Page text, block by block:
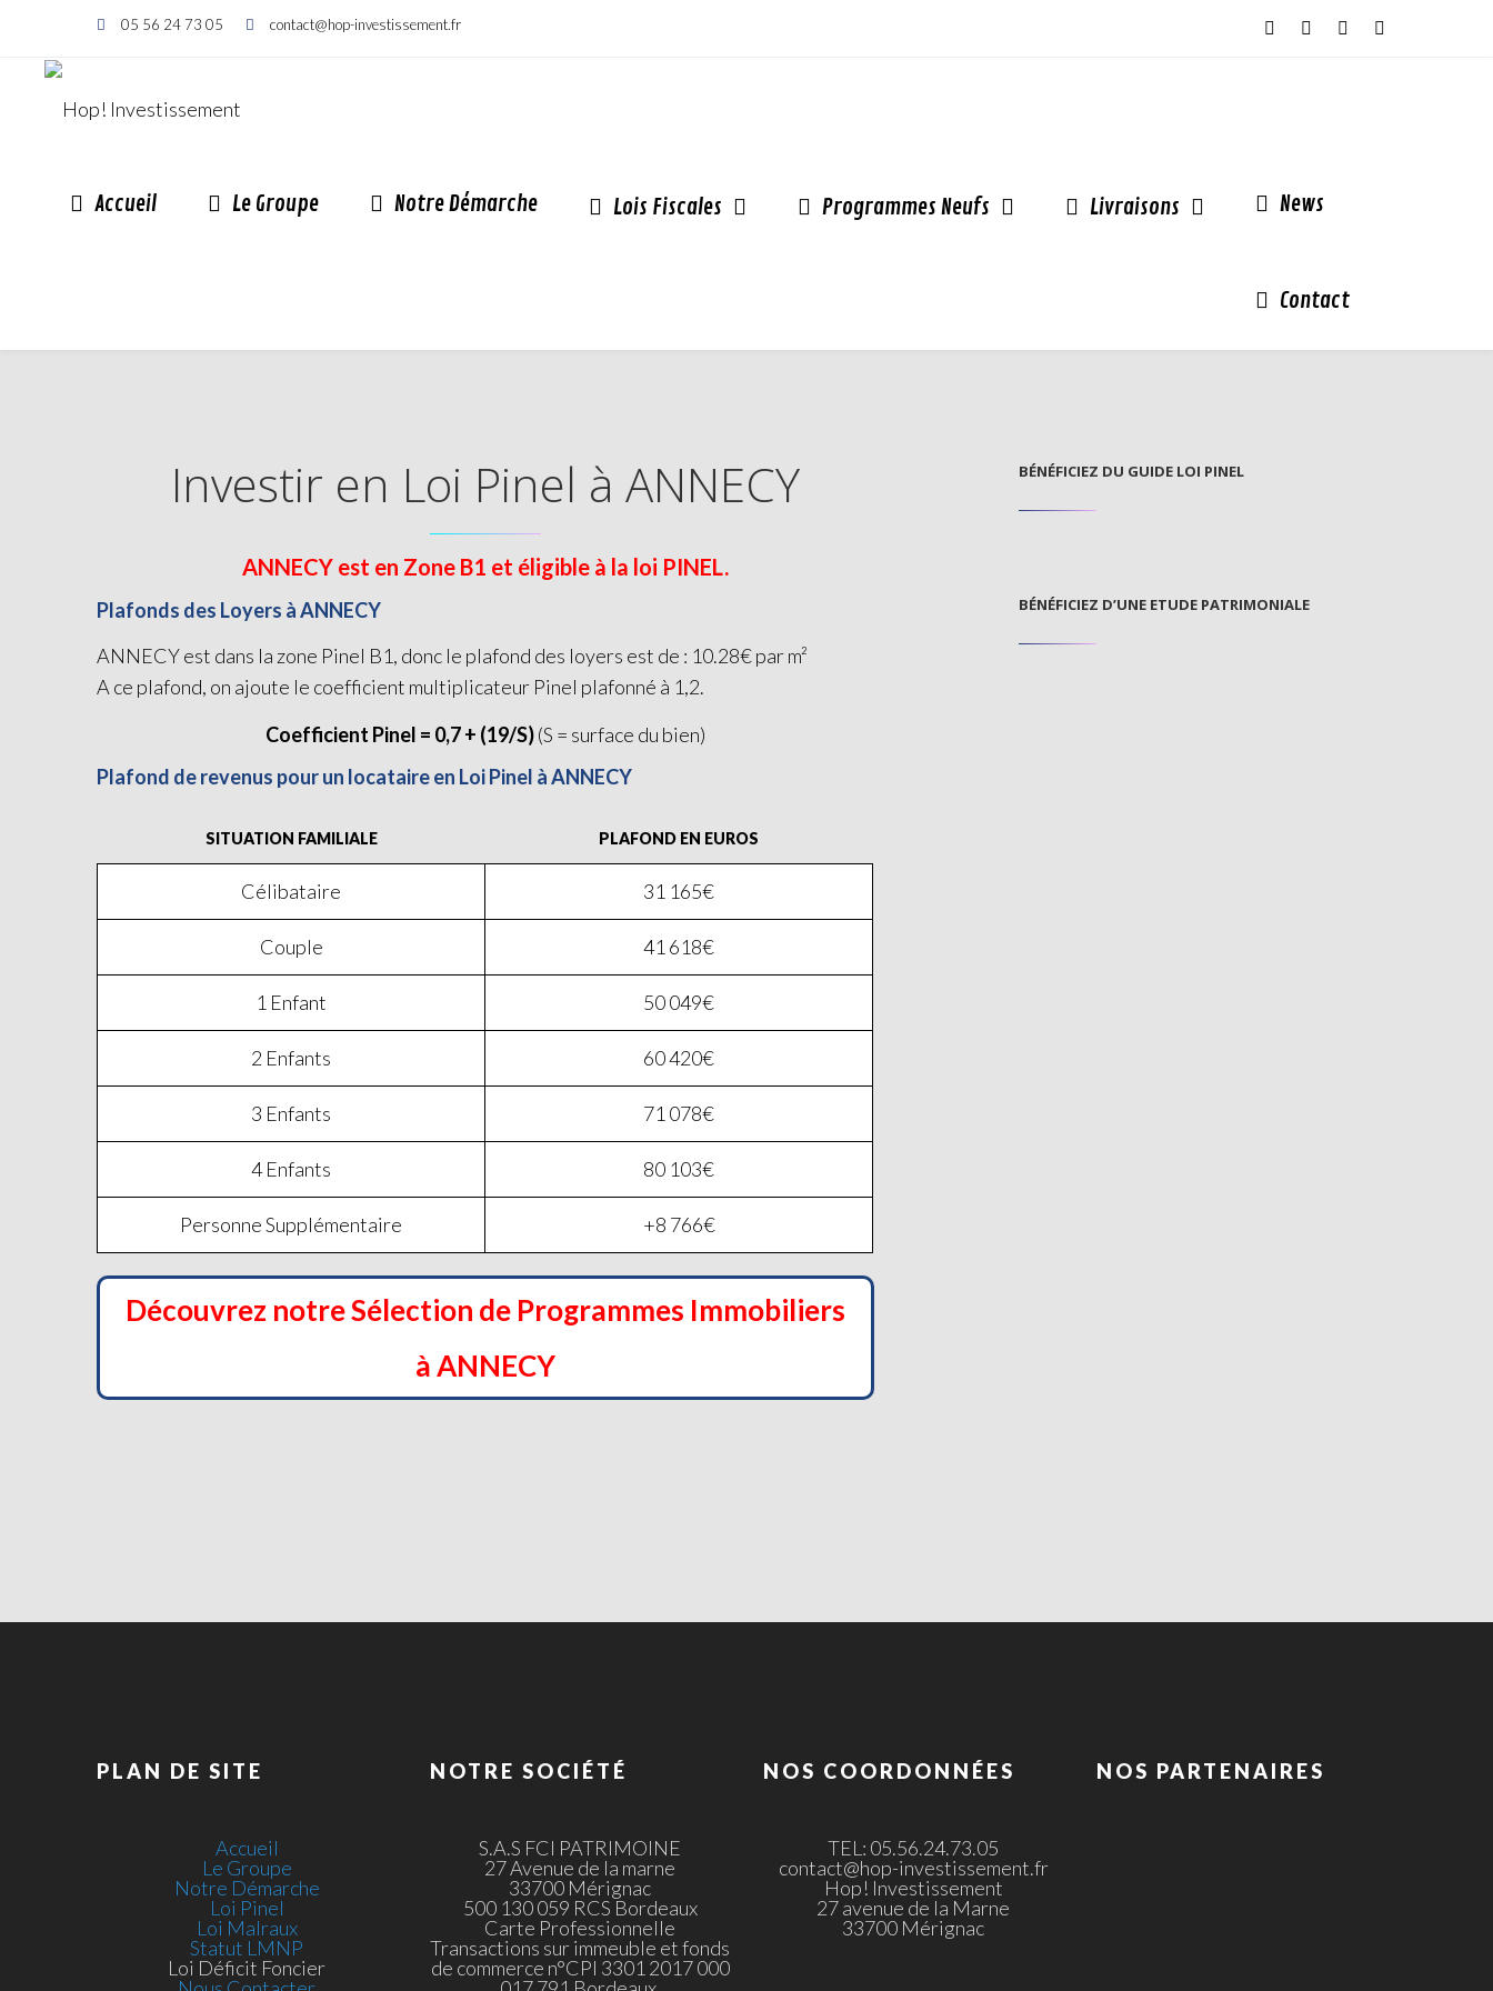
05 56 24 73 05 contact@hop-investissement.fr
Accueil Le Groupe Notre Démarche Lois Fiscales Programmes Neufs Livraisons News
Contact
Investir en Loi Pinel à ANNECY
ANNECY est en Zone B1 et éligible à la loi PINEL.
Plafonds des Loyers à ANNECY
ANNECY est dans la zone Pinel B1, donc le plafond des loyers est de : 10.28€ par m²
A ce plafond, on ajoute le coefficient multiplicateur Pinel plafonné à 1,2.
Coefficient Pinel = 0,7 + (19/S)(S = surface du bien)
Plafond de revenus pour un locataire en Loi Pinel à ANNECY
SITUATION FAMILIALE
Célibataire
Couple
1 Enfant
2 Enfants
3 Enfants
4 Enfants
Personne Supplémentaire
PLAFOND EN EUROS
31 165€
41 618€
50 049€
60 420€
71 078€
80 103€
+8 766€
Découvrez notre Sélection de Programmes Immobiliers
à ANNECY
BÉNÉFICIEZ DU GUIDE LOI PINEL
BÉNÉFICIEZ D’UNE ETUDE PATRIMONIALE
PLAN DE SITE
Accueil
Le Groupe
Notre Démarche
Loi Pinel
Loi Malraux
Statut LMNP
Loi Déficit Foncier
NOTRE SOCIÉTÉ
S.A.S FCI PATRIMOINE
27 Avenue de la marne
33700 Mérignac
500 130 059 RCS Bordeaux
Carte Professionnelle
Transactions sur immeuble et fonds
de commerce n°CPI 3301 2017 000
NOS COORDONNÉES
TEL: 05.56.24.73.05
contact@hop-investissement.fr
Hop! Investissement
27 avenue de la Marne
33700 Mérignac
NOS PARTENAIRES